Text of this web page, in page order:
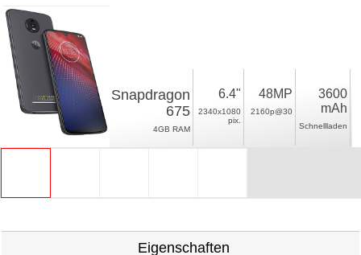
Snapdragon
675
4GB RAM
6.4"
2340x1080
pix.
48MP
2160p@30
3600
mAh
Schnellladen
Eigenschaften